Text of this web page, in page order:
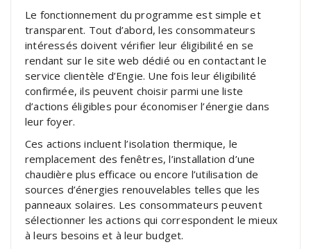
Le fonctionnement du programme est simple et
transparent. Tout d’abord, les consommateurs
intéressés doivent vérifier leur éligibilité en se
rendant sur le site web dédié ou en contactant le
service clientèle d’Engie. Une fois leur éligibilité
confirmée, ils peuvent choisir parmi une liste
d’actions éligibles pour économiser l’énergie dans
leur foyer.
Ces actions incluent l’isolation thermique, le
remplacement des fenêtres, l’installation d’une
chaudière plus efficace ou encore l’utilisation de
sources d’énergies renouvelables telles que les
panneaux solaires. Les consommateurs peuvent
sélectionner les actions qui correspondent le mieux
à leurs besoins et à leur budget.